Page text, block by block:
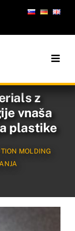
z
vnaša
plastike
MOLDING